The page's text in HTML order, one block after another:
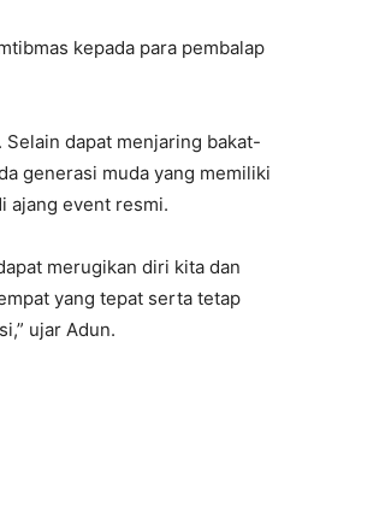
kepada para pembalap
dapat menjaring bakat-
generasi muda yang memiliki
ajang event resmi.
merugikan diri kita dan
yang tepat serta tetap
ujar Adun.